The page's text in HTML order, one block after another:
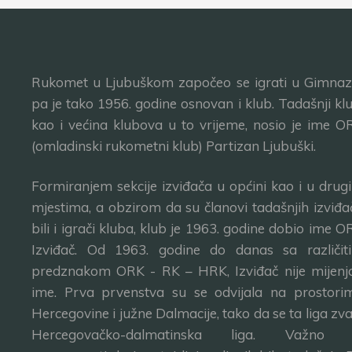
Rukomet u Ljubuškom započeo se igrati u
pa je tako 1956. godine osnovan i klub. Tadašnji
kao i većina klubova u to vrijeme, nosio je ime
(omladinski rukometni klub) Partizan Ljubuški.
Formiranjem sekcije izviđača u općini kao i u
mjestima, a obzirom da su članovi tadašnjih
bili i igrači kluba, klub je 1963. godine dobio ime
Izviđač. Od 1963. godine do danas sa
predznakom ORK - RK – HRK, Izviđač nije
ime. Prva prvenstva su se odvijala na
Hercegovine i južne Dalmacije, tako da se ta liga
Hercegovačko-dalmatinska liga. Važno